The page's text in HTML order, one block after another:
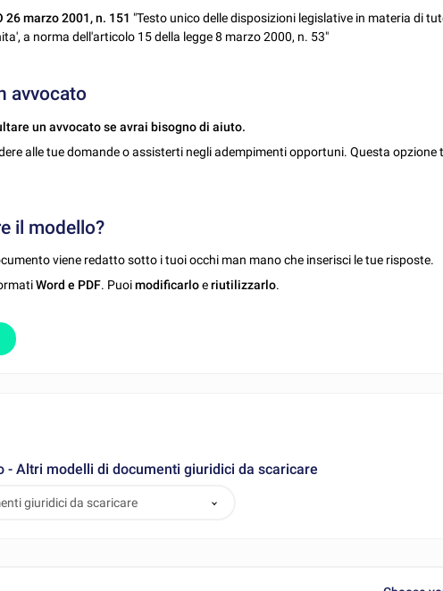
26 marzo 2001, n. 151 "Testo unico delle disposizioni legislative in materia di
a norma dell'articolo 15 della legge 8 marzo 2000, n. 53"
avvocato
un avvocato se avrai bisogno di aiuto.
alle tue domande o assisterti negli adempimenti opportuni. Questa opzione
il modello?
viene redatto sotto i tuoi occhi man mano che inserisci le tue risposte.
Word e PDF. Puoimodificarloeriutilizzarlo.
- Altri modelli di documenti giuridici da scaricare
giuridici da scaricare